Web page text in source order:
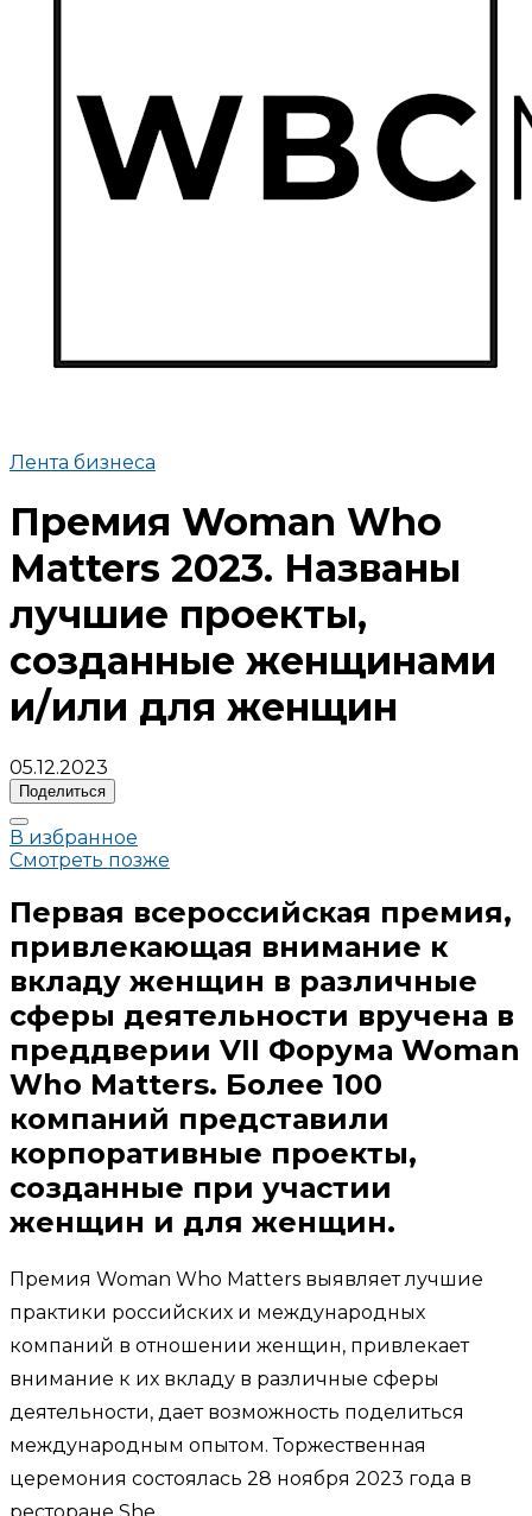
Лента бизнеса
Премия Woman Who
Matters 2023. Названы
лучшие проекты,
созданные женщинами
и/или для женщин
05.12.2023
Поделиться
В избранное
Смотреть позже
Первая всероссийская премия,
привлекающая внимание к
вкладу женщин в различные
сферы деятельности вручена в
преддверии VII Форума Woman
Who Matters. Более 100
компаний представили
корпоративные проекты,
созданные при участии
женщин и для женщин.
Премия Woman Who Matters выявляет лучшие
практики российских и международных
компаний в отношении женщин, привлекает
внимание к их вкладу в различные сферы
деятельности, дает возможность поделиться
международным опытом. Торжественная
церемония состоялась 28 ноября 2023 года в
ресторане She.